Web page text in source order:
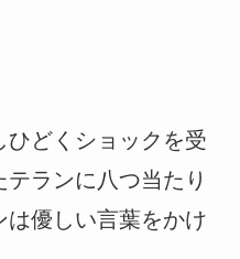
ひどくショックを受
ランに八つ当たり
は優しい言葉をかけ